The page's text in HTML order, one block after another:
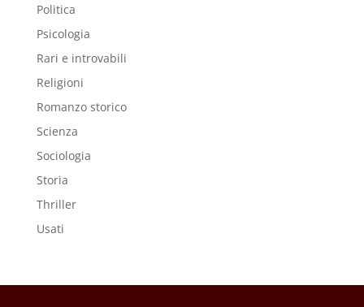
Politica
Psicologia
Rari e introvabili
Religioni
Romanzo storico
Scienza
Sociologia
Storia
Thriller
Usati